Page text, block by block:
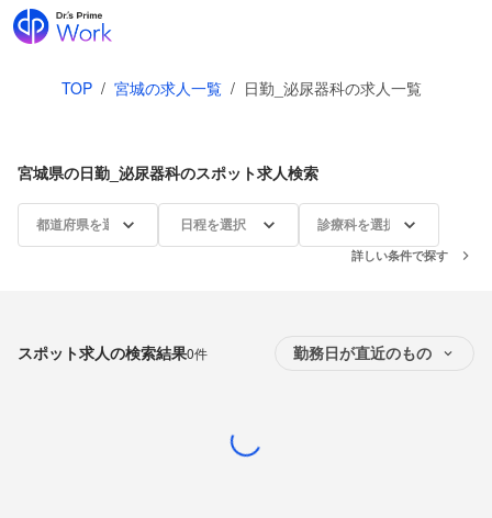
TOP / 宮城の求人一覧 / 日勤_泌尿器科の求人一覧
宮城県の日勤_泌尿器科のスポット求人検索
都道府県を選択 日程を選択 診療科を選択
詳しい条件で探す
スポット求人の検索結果0件 勤務日が直近のもの
Loading...